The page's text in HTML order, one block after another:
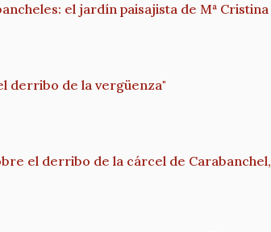
el jardín paisajista de Mª
derribo de la vergüenza"
el derribo de la cárcel de Carabanchel,